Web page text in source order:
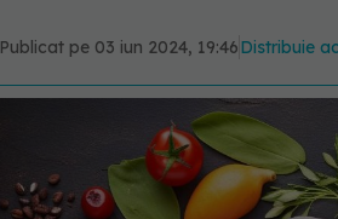
Publicat pe 03 iun 2024, 19:46Distribuie